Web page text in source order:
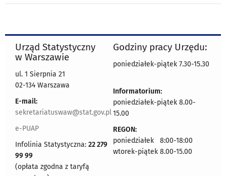
Urząd Statystyczny
w Warszawie
ul. 1 Sierpnia 21
02-134 Warszawa
E-mail:
sekretariatuswaw@stat.gov.pl
e-PUAP
Infolinia Statystyczna: 22 279
99 99
(opłata zgodna z taryfą
Godziny pracy Urzędu:
poniedziałek-piątek 7.30-15.30
Informatorium:
poniedziałek-piątek 8.00-
15.00
REGON:
poniedziałek 8:00-18:00
wtorek-piątek 8.00-15.00